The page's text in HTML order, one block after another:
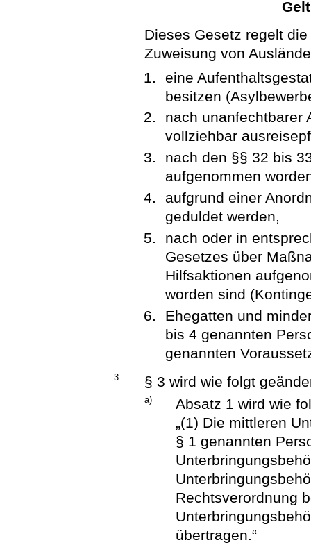
Dieses Gesetz regelt
Zuweisung von
eine
besitzen
nach unanfechtbarer
vollziehbar
nach den §§ 32 bis
aufgenommen
aufgrund einer
geduldet werden,
nach oder in
Gesetzes über
Hilfsaktionen
worden sind
Ehegatten und
bis 4 genannten
genannten
3. § 3 wird wie folgt
a)
Absatz 1 wird wie
„(1) Die mittleren
§ 1 genannten
Rechtsverordnung
übertragen.“